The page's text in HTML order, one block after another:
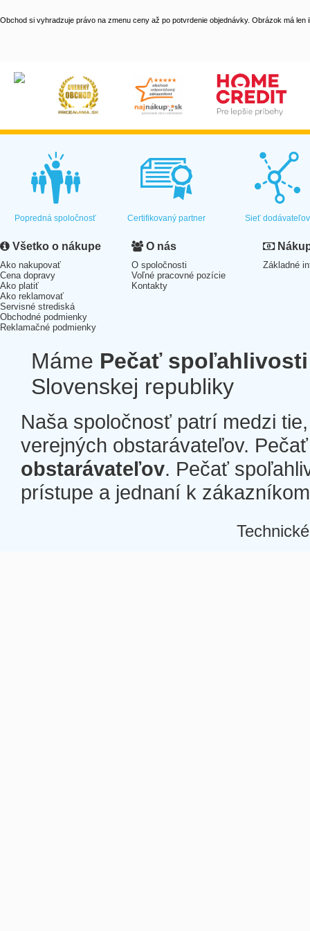
Obchod si vyhradzuje právo na zmenu ceny až po potvrdenie objednávky. Obrázok má len
Popredná spoločnosť Certifikovaný partner Sieť dodávateľov
Všetko o nákupe
Ako nakupovať
Cena dopravy
Ako platiť
Ako reklamovať
Servisné strediská
Obchodné podmienky
Reklamačné podmienky
O nás
O spoločnosti
Voľné pracovné pozície
Kontakty
Základné
Máme Pečať spoľahlivosti
Slovenskej republiky
Naša spoločnosť patrí medzi
verejných obstarávateľov.
obstarávateľov. Pečať
prístupe a jednaní k